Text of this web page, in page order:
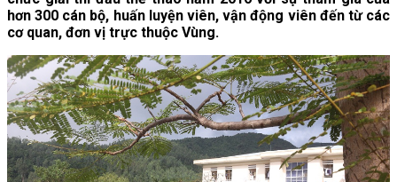
hơn 300 cán bộ, huấn luyện viên, vận động viên đến từ các
cơ quan, đơn vị trực thuộc Vùng.